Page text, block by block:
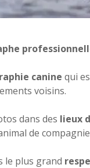
canine qui
voisins.
dans des lieux
de
le plus grand